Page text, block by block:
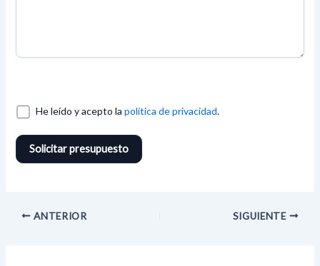
He leído y acepto la política de privacidad.
ANTERIOR SIGUIENTE